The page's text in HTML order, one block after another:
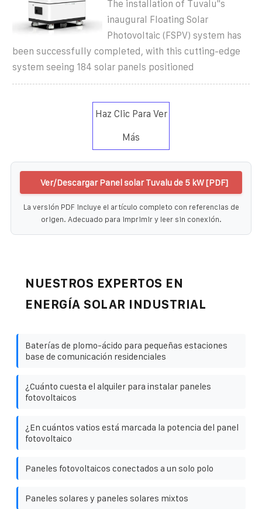
The installation of Tuvalu''s
inaugural Floating Solar
Photovoltaic (FSPV) system has
been successfully completed, with this cutting-edge
system seeing 184 solar panels positioned
Haz Clic Para Ver
Más
Ver/Descargar Panel solar Tuvalu de 5 kW [PDF]
La versión PDF incluye el artículo completo con referencias de
origen. Adecuado para imprimir y leer sin conexión.
NUESTROS EXPERTOS EN
ENERGÍA SOLAR INDUSTRIAL
Baterías de plomo-ácido para pequeñas estaciones
base de comunicación residenciales
¿Cuánto cuesta el alquiler para instalar paneles
fotovoltaicos
¿En cuántos vatios está marcada la potencia del panel
fotovoltaico
Paneles fotovoltaicos conectados a un solo polo
Paneles solares y paneles solares mixtos